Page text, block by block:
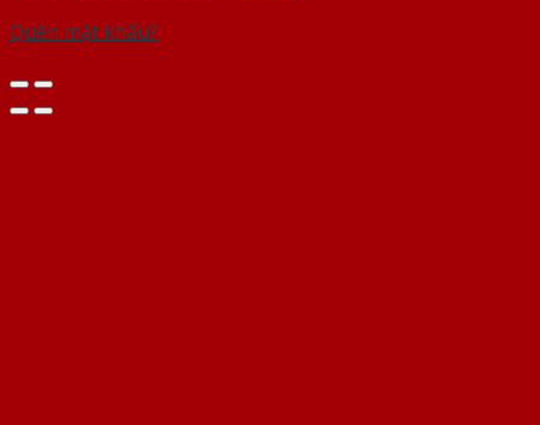
Quên mật khẩu?